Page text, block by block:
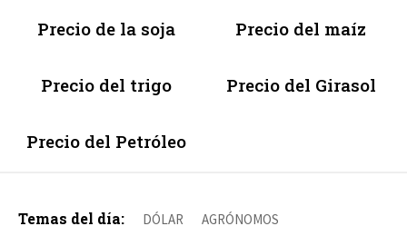
Precio de la soja Precio del maíz
Precio del trigo Precio del Girasol
Precio del Petróleo
Temas del día: DÓLAR AGRÓNOMOS